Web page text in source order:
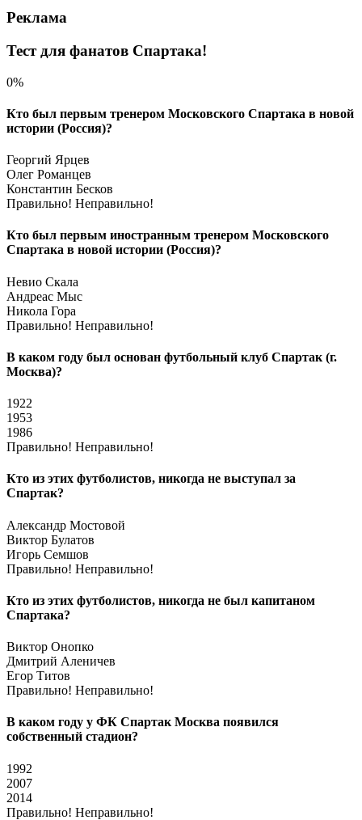
Реклама
Тест для фанатов Спартака!
0%
Кто был первым тренером Московского Спартака в новой
истории (Россия)?
Георгий Ярцев
Олег Романцев
Константин Бесков
Правильно! Неправильно!
Кто был первым иностранным тренером Московского
Спартака в новой истории (Россия)?
Невио Скала
Андреас Мыс
Никола Гора
Правильно! Неправильно!
В каком году был основан футбольный клуб Спартак (г.
Москва)?
1922
1953
1986
Правильно! Неправильно!
Кто из этих футболистов, никогда не выступал за
Спартак?
Александр Мостовой
Виктор Булатов
Игорь Семшов
Правильно! Неправильно!
Кто из этих футболистов, никогда не был капитаном
Спартака?
Виктор Онопко
Дмитрий Аленичев
Егор Титов
Правильно! Неправильно!
В каком году у ФК Спартак Москва появился
собственный стадион?
1992
2007
2014
Правильно! Неправильно!